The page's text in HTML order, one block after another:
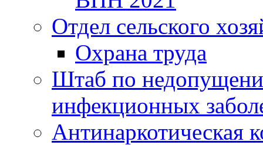
Отдел сельского
Охрана труда
Штаб по
инфекционных
Антинаркотическая